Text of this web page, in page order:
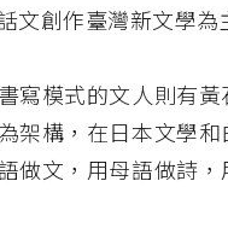
文創作臺灣新文學為
寫模式的文人則有黃
架構，在日本文學
做文，用母語做詩